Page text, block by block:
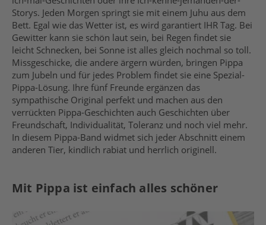
Storys. Jeden Morgen springt sie mit einem Juhu aus dem
Bett. Egal wie das Wetter ist, es wird garantiert IHR Tag. Bei
Gewitter kann sie schön laut sein, bei Regen findet sie
leicht Schnecken, bei Sonne ist alles gleich nochmal so toll.
Missgeschicke, die andere ärgern würden, bringen Pippa
zum Jubeln und für jedes Problem findet sie eine Spezial-
Pippa-Lösung. Ihre fünf Freunde ergänzen das
sympathische Original perfekt und machen aus den
verrückten Pippa-Geschichten auch Geschichten über
Freundschaft, Individualität, Toleranz und noch viel mehr.
In diesem Pippa-Band widmet sich jeder Abschnitt einem
anderen Tier, kindlich rabiat und herrlich originell.
Mit Pippa ist einfach alles schöner